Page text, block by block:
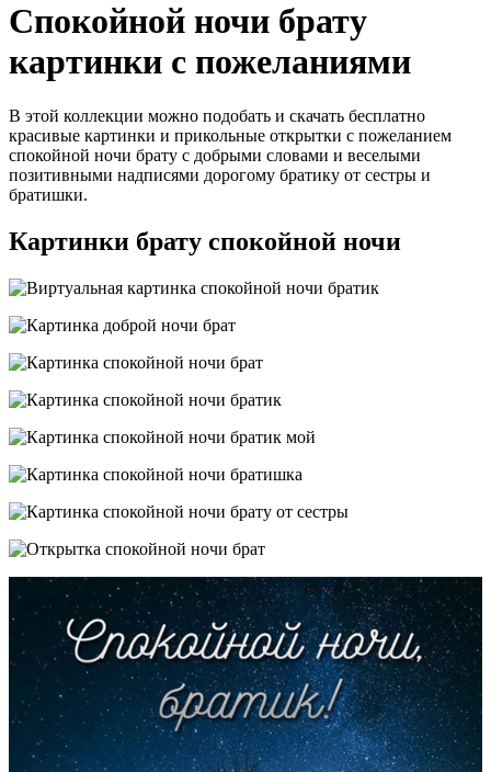
Спокойной ночи брату
картинки с пожеланиями
В этой коллекции можно подобать и скачать бесплатно
красивые картинки и прикольные открытки с пожеланием
спокойной ночи брату с добрыми словами и веселыми
позитивными надписями дорогому братику от сестры и
братишки.
Картинки брату спокойной ночи